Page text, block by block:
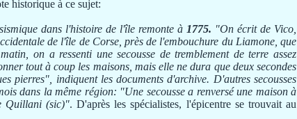
historique à ce sujet:
dans l'histoire de l'île remonte à 1775. "On écrit de Vico,
de l'île de Corse, près de l'embouchure du Liamone, que
on a ressenti une secousse de tremblement de terre assez
tout à coup les maisons, mais elle ne dura que deux secondes
pierres", indiquent les documents d'archive. D'autres secousses
dans la même région: "Une secousse a renversé une maison à
Quillani (sic)". D'après les spécialistes, l'épicentre se trouvait au